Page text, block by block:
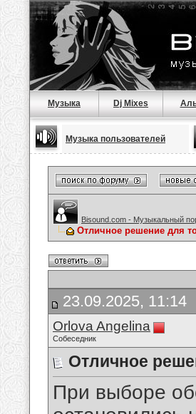
Музыка Dj Mixes
Музыка пользователей
Bisound.com - Музыкальный
Отличное решение для
23.09.2025, 11:14
Orlova Angelina
Собеседник
Отличное
При выборе